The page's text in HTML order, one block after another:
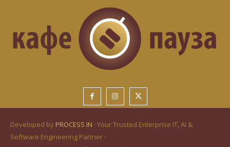
Developed by PROCESS IN · Your Trusted Enterprise IT, AI &
Software Engineering Partner ·